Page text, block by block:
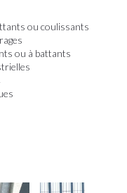
ou coulissants
ou à battants